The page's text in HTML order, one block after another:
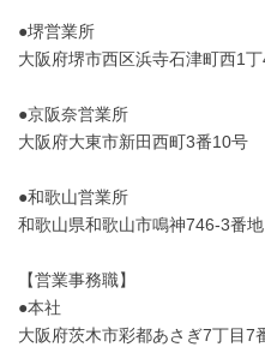
●堺営業所
大阪府堺市西区浜寺石津町西1
●京阪奈営業所
大阪府大東市新田西町3番10号
●和歌山営業所
和歌山県和歌山市鳴神746-3番地
【営業事務職】
●本社
大阪府茨木市彩都あさぎ7丁目